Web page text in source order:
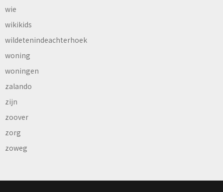
wie
wikikids
wildetenindeachterhoek
woning
woningen
zalando
zijn
zoover
zorg
zoweg